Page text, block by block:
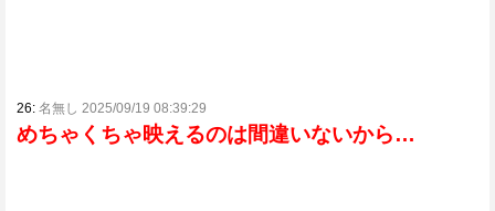
26: 名無し 2025/09/19 08:39:29
めちゃくちゃ映えるのは間違いないから…